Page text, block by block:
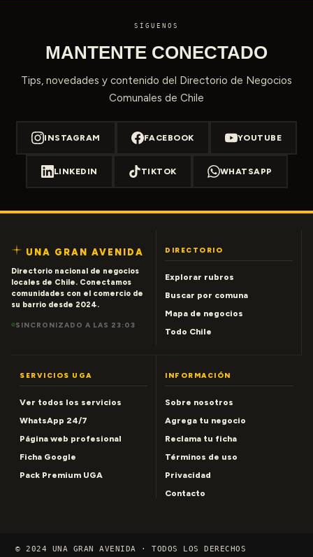
SÍGUENOS
MANTENTE CONECTADO
Tips, novedades y contenido del Directorio de Negocios
Comunales de Chile
INSTAGRAM FACEBOOK YOUTUBE
LINKEDIN TIKTOK WHATSAPP
UNA GRAN AVENIDA
Directorio nacional de negocios
locales de Chile. Conectamos
comunidades con el comercio de
su barrio desde 2024.
SINCRONIZADO A LAS 23:03
DIRECTORIO
Explorar rubros
Buscar por comuna
Mapa de negocios
Todo Chile
SERVICIOS UGA
Ver todos los servicios
WhatsApp 24/7
Página web profesional
Ficha Google
Pack Premium UGA
INFORMACIÓN
Sobre nosotros
Agrega tu negocio
Reclama tu ficha
Términos de uso
Privacidad
Contacto
© 2024 UNA GRAN AVENIDA · TODOS LOS DERECHOS